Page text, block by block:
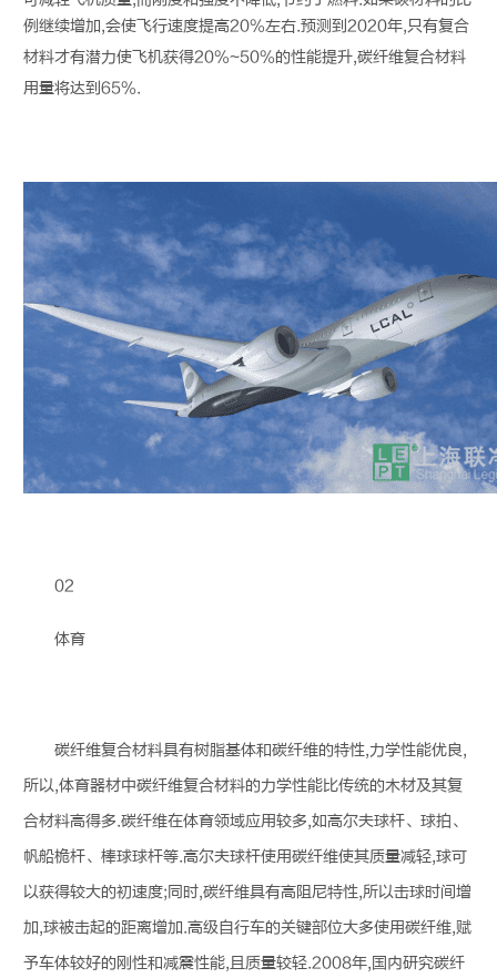
例继续增加,会使飞行速度提高20%左右.预测到2020年,只有复合
材料才有潜力使飞机获得20%~50%的性能提升,碳纤维复合材料
用量将达到65%.
02
体育
碳纤维复合材料具有树脂基体和碳纤维的特性,力学性能优良,
所以,体育器材中碳纤维复合材料的力学性能比传统的木材及其复
合材料高得多.碳纤维在体育领域应用较多,如高尔夫球杆、球拍、
帆船桅杆、棒球球杆等.高尔夫球杆使用碳纤维使其质量减轻,球可
以获得较大的初速度;同时,碳纤维具有高阻尼特性,所以击球时间增
加,球被击起的距离增加.高级自行车的关键部位大多使用碳纤维,赋
予车体较好的刚性和减震性能,且质量较轻.2008年,国内研究碳纤